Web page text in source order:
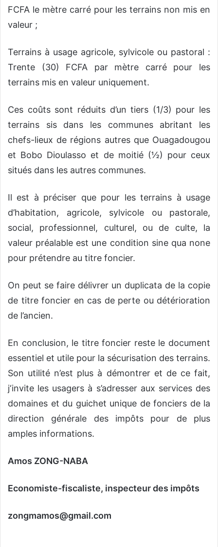
FCFA le mètre carré pour les terrains non mis en
valeur ;
Terrains à usage agricole, sylvicole ou pastoral :
Trente (30) FCFA par mètre carré pour les
terrains mis en valeur uniquement.
Ces coûts sont réduits d’un tiers (1/3) pour les
terrains sis dans les communes abritant les
chefs-lieux de régions autres que Ouagadougou
et Bobo Dioulasso et de moitié (½) pour ceux
situés dans les autres communes.
Il est à préciser que pour les terrains à usage
d’habitation, agricole, sylvicole ou pastorale,
social, professionnel, culturel, ou de culte, la
valeur préalable est une condition sine qua none
pour prétendre au titre foncier.
On peut se faire délivrer un duplicata de la copie
de titre foncier en cas de perte ou détérioration
de l’ancien.
En conclusion, le titre foncier reste le document
essentiel et utile pour la sécurisation des terrains.
Son utilité n’est plus à démontrer et de ce fait,
j‘invite les usagers à s’adresser aux services des
domaines et du guichet unique de fonciers de la
direction générale des impôts pour de plus
amples informations.
Amos ZONG-NABA
Economiste-fiscaliste, inspecteur des impôts
zongmamos@gmail.com